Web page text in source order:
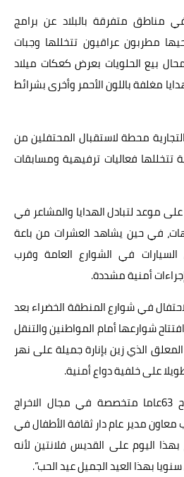
مناطق متفرقة بالبلاد عن برامج
مطربون عراقيون تتخللها وجبات
بيع الحلويات بعرض كعكات ميلاد
مغلفة باللون الأحمر وأخرى بشرائط
محطة لاستقبال المحتفلين من
تتخللها فعاليات ترفيهية ومسابقات
موعد لتبادل الهدايا والمشاعر في
في حين يشاهد العشرات من باعة
السيارات في الشوارع العامة وقرب
أمنية مشددة.
في شوارع المنطقة الخضراء بعد
شوارعها أمام المواطنين والتنقل
الذي زين بإنارة جميلة على نهر
على خلفية دواع أمنية.
وقالت الدكتورة فاتن الجراح 63عاما متخصصة في مجال الاخراج
مدير عام دار ثقافة الأطفال في
بهذا اليوم على القديس فلانتين لأنه
بهذا العيد الجميل عيد الحب”.